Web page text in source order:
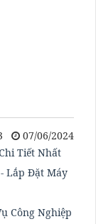
07/06/2024
Tiết Nhất
Lắp Đặt Máy
Công Nghiệp